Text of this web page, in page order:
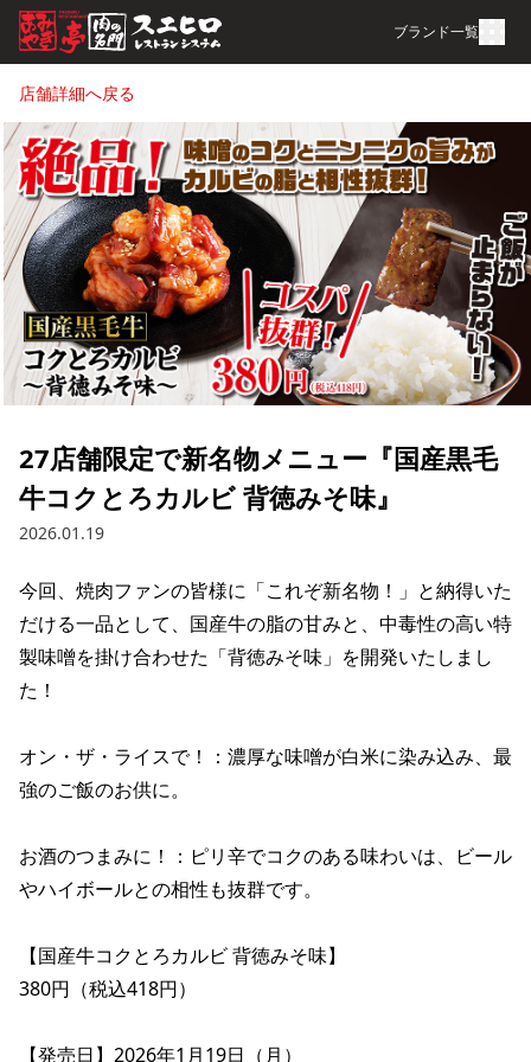
ブランド一覧
店舗詳細へ戻る
27店舗限定で新名物メニュー『国産黒毛
牛コクとろカルビ 背徳みそ味』
2026.01.19
今回、焼肉ファンの皆様に「これぞ新名物！」と納得いた
だける一品として、国産牛の脂の甘みと、中毒性の高い特
製味噌を掛け合わせた「背徳みそ味」を開発いたしまし
た！
オン・ザ・ライスで！：濃厚な味噌が白米に染み込み、最
強のご飯のお供に。
お酒のつまみに！：ピリ辛でコクのある味わいは、ビール
やハイボールとの相性も抜群です。
【国産牛コクとろカルビ 背徳みそ味】
380円（税込418円）
【発売日】2026年1月19日（月）